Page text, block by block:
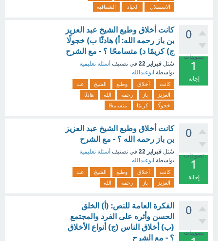
الاستقلال
الحياد الشفافية
0
تصويتات
1
إجابة
كانت أخلاق وطبع الشيخ عبد العزيز
بن باز رحمه الله: أ) هادئًا ب) خجولًا
ج) كريمًا د) متسامحًا ؟ - مع الشرح
سُئل فبراير 22 في تصنيف أسئلة تعليمية
بواسطة ابوعبدالله
كانت أخلاق وطبع الشيخ
عبد
العزيز
باز رحمه الله
هادئًا
خجولًا
كريمًا متسامحًا
0
تصويتات
1
إجابة
كانت أخلاق وطبع الشيخ عبد العزيز
بن باز رحمه الله ؟ - مع الشرح
سُئل فبراير 22 في تصنيف أسئلة تعليمية
بواسطة ابوعبدالله
كانت أخلاق وطبع الشيخ
عبد
العزيز
باز رحمه الله
0
تصويتات
الفكرة العامة للنص: (أ) الخلق
الحسن وأثره على الفرد والمجتمع
(ب) أخلاق الناس (ج) أنواع الأخلاق
؟ - مع الشرح